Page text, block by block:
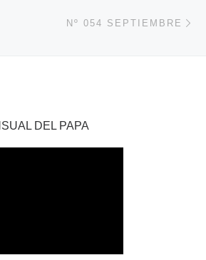
Nº 054 SEPTIEMBRE
DEL PAPA